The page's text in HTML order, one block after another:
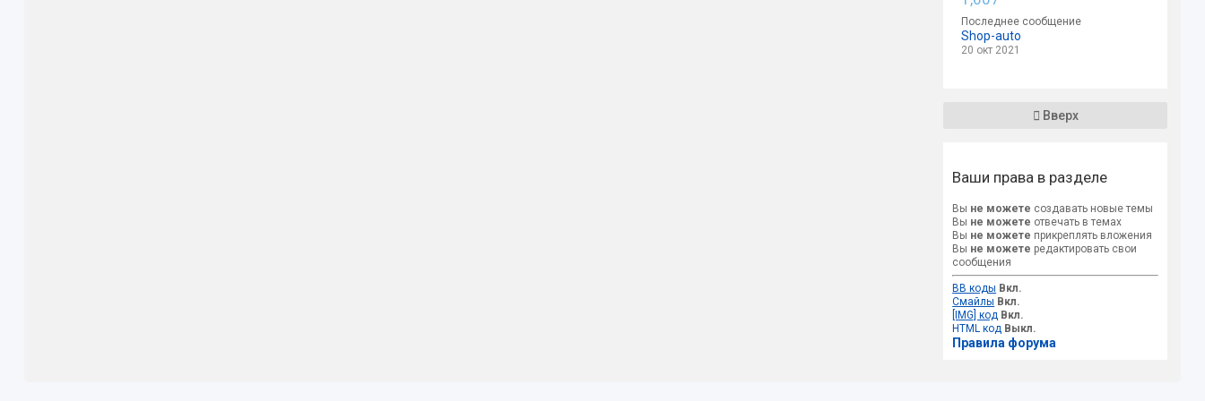
Последнее сообщение
Shop-auto
20 окт 2021
Вверх
Ваши права в разделе
Вы не можете создавать новые темы
Вы не можете отвечать в темах
Вы не можете прикреплять вложения
Вы не можете редактировать свои
сообщения
BB коды Вкл.
Смайлы Вкл.
[IMG] код Вкл.
HTML код Выкл.
Правила форума